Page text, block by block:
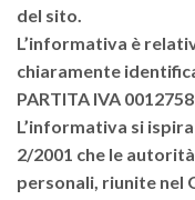
del sito.
L’informativa è
chiaramente
PARTITA IVA
L’informativa si
2/2001 che le
personali, riunite nel